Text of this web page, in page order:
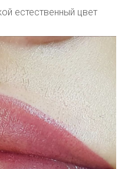
естественный цвет